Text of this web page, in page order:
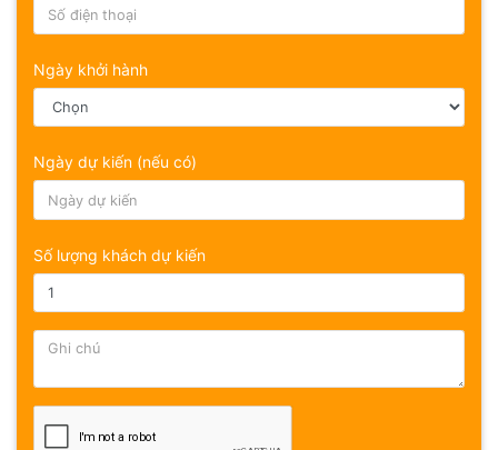
Ngày khởi hành
Ngày dự kiến (nếu có)
Số lượng khách dự kiến